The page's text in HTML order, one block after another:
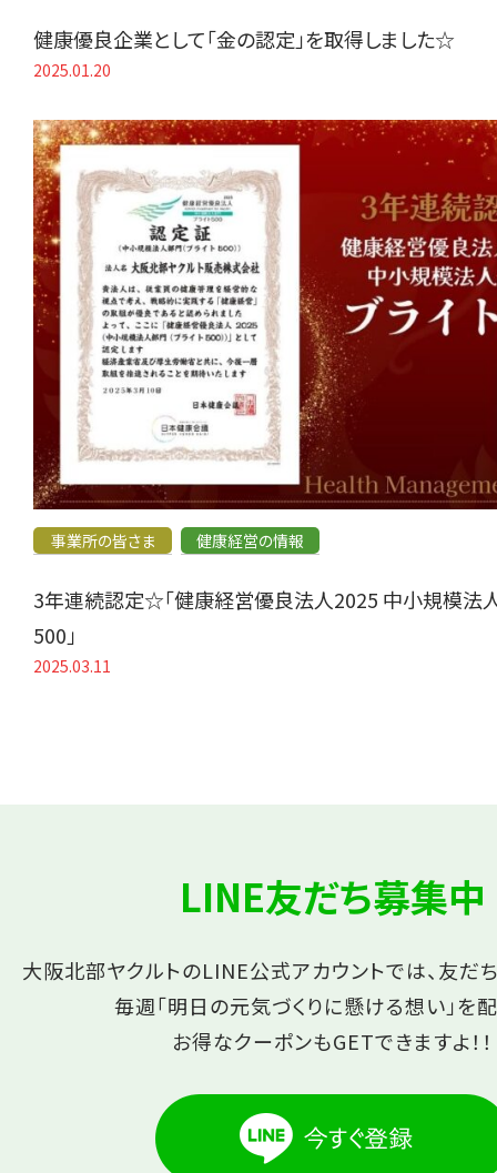
健康優良企業として「金の認定」を取得しました☆
2025.01.20
事業所の皆さま 健康経営の情報
3年連続認定☆「健康経営優良法人2025 中小規模法
500」
2025.03.11
LINE友だち募集中
大阪北部ヤクルトのLINE公式アカウントでは、友だ
毎週「明日の元気づくりに懸ける想い」を
お得なクーポンもGETできますよ！！